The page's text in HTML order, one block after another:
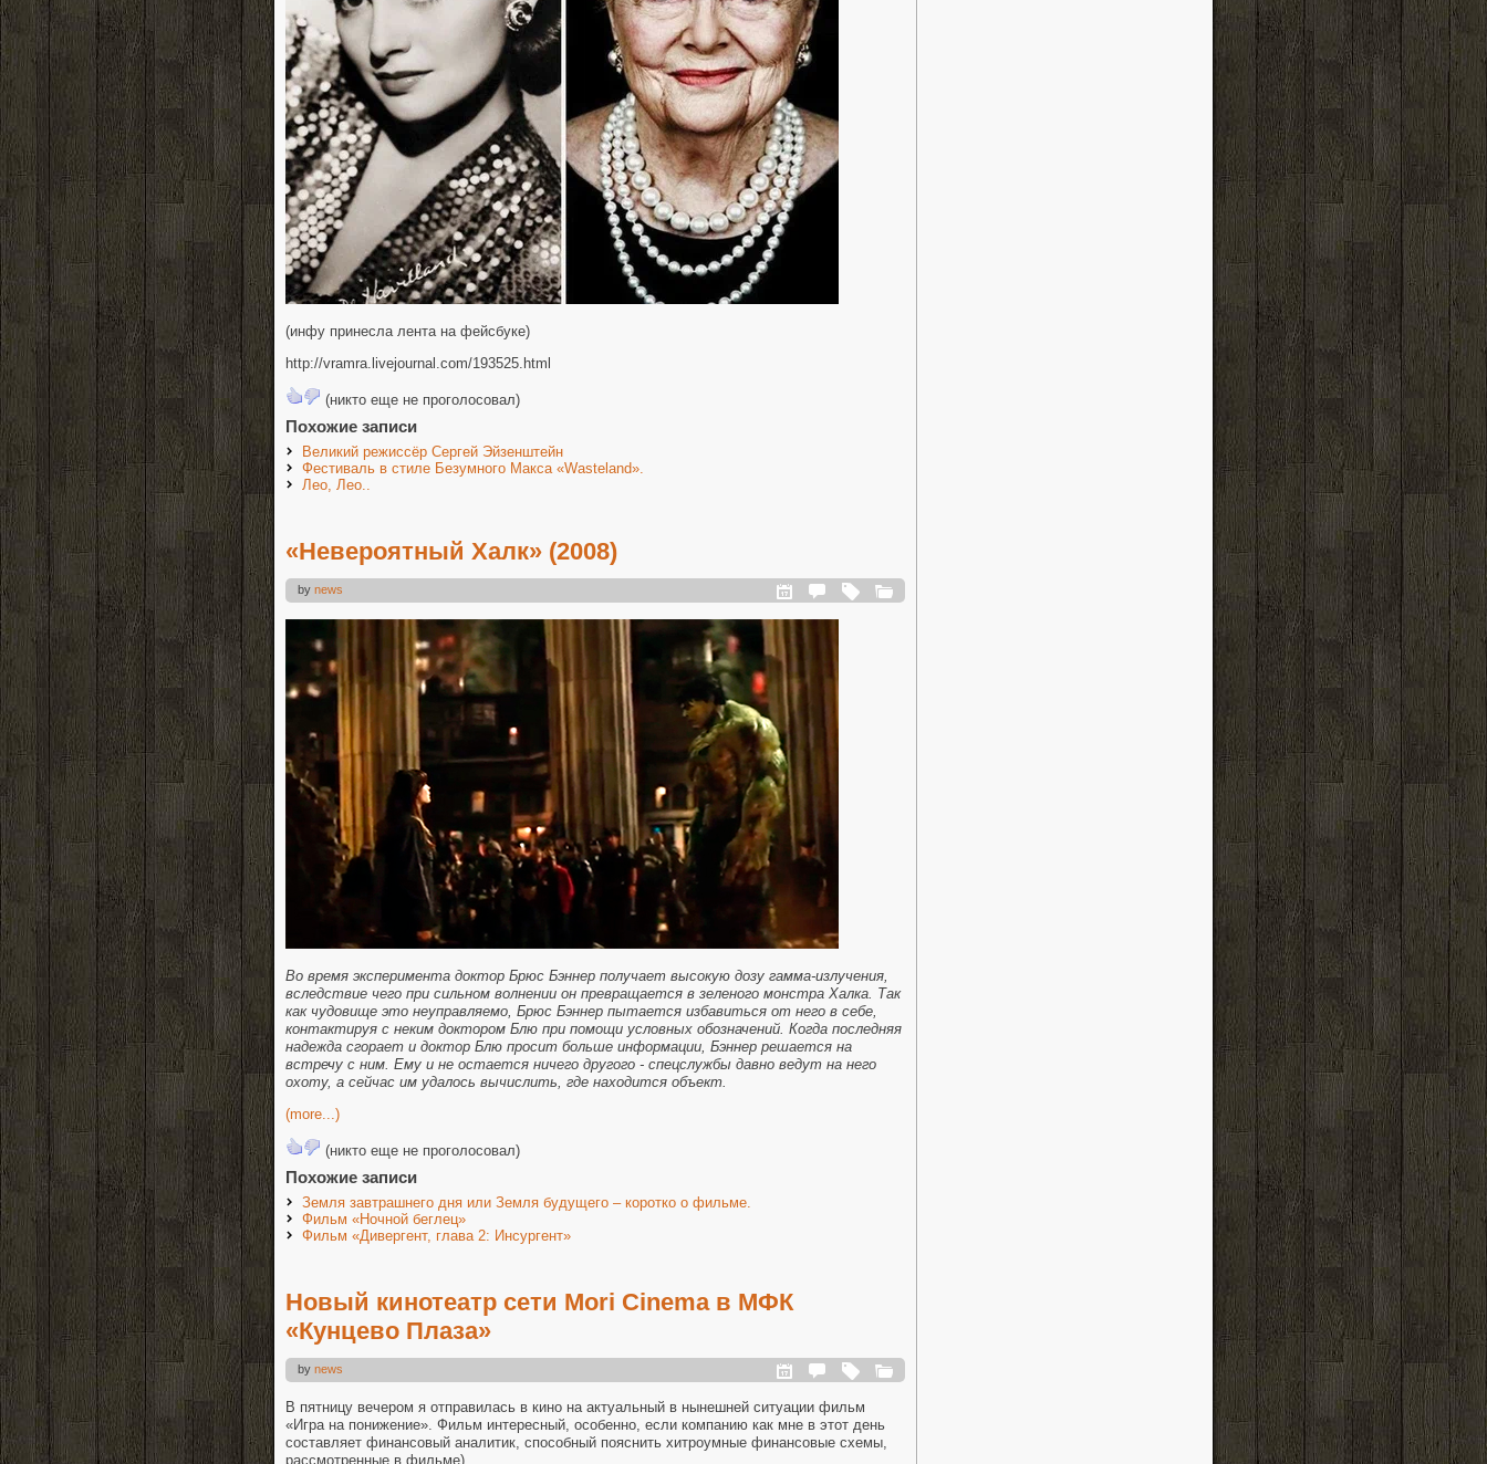
(инфу принесла лента на фейсбуке)
http://vramra.livejournal.com/193525.html
(никто еще не проголосовал)
Похожие записи
Великий режиссёр Сергей Эйзенштейн
Фестиваль в стиле Безумного Макса «Wasteland».
Лео, Лео..
«Невероятный Халк» (2008)
by news
Во время эксперимента доктор Брюс Бэннер получает высокую дозу гамма-излучения,
вследствие чего при сильном волнении он превращается в зеленого монстра Халка. Так
как чудовище это неуправляемо, Брюс Бэннер пытается избавиться от него в себе,
контактируя с неким доктором Блю при помощи условных обозначений. Когда последняя
надежда сгорает и доктор Блю просит больше информации, Бэннер решается на
встречу с ним. Ему и не остается ничего другого - спецслужбы давно ведут на него
охоту, а сейчас им удалось вычислить, где находится объект.
(more...)
(никто еще не проголосовал)
Похожие записи
Земля завтрашнего дня или Земля будущего – коротко о фильме.
Фильм «Ночной беглец»
Фильм «Дивергент, глава 2: Инсургент»
Новый кинотеатр сети Mori Cinema в МФК
«Кунцево Плаза»
by news
В пятницу вечером я отправилась в кино на актуальный в нынешней ситуации фильм
«Игра на понижение». Фильм интересный, особенно, если компанию как мне в этот день
составляет финансовый аналитик, способный пояснить хитроумные финансовые схемы,
рассмотренные в фильме).